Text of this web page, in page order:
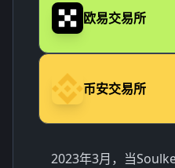
欧易交易所
币安交易所
2023年3月，当